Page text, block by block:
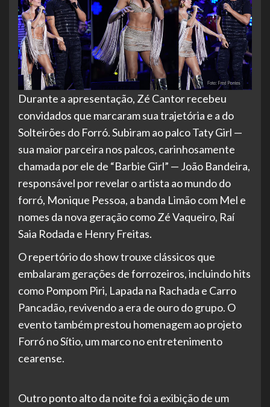
Durante a apresentação, Zé Cantor recebeu
convidados que marcaram sua trajetória e a do
Solteirões do Forró. Subiram ao palco Taty Girl —
sua maior parceira nos palcos, carinhosamente
chamada por ele de “Barbie Girl” — João Bandeira,
responsável por revelar o artista ao mundo do
forró, Monique Pessoa, a banda Limão com Mel e
nomes da nova geração como Zé Vaqueiro, Raí
Saia Rodada e Henry Freitas.
O repertório do show trouxe clássicos que
embalaram gerações de forrozeiros, incluindo hits
como Pompom Piri, Lapada na Rachada e Carro
Pancadão, revivendo a era de ouro do grupo. O
evento também prestou homenagem ao projeto
Forró no Sítio, um marco no entretenimento
cearense.
Outro ponto alto da noite foi a exibição de um